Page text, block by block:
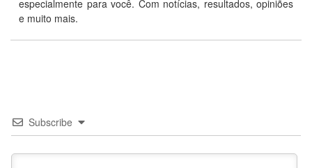
especialmente para você. Com notícias, resultados, opiniões
e muito mais.
Subscribe